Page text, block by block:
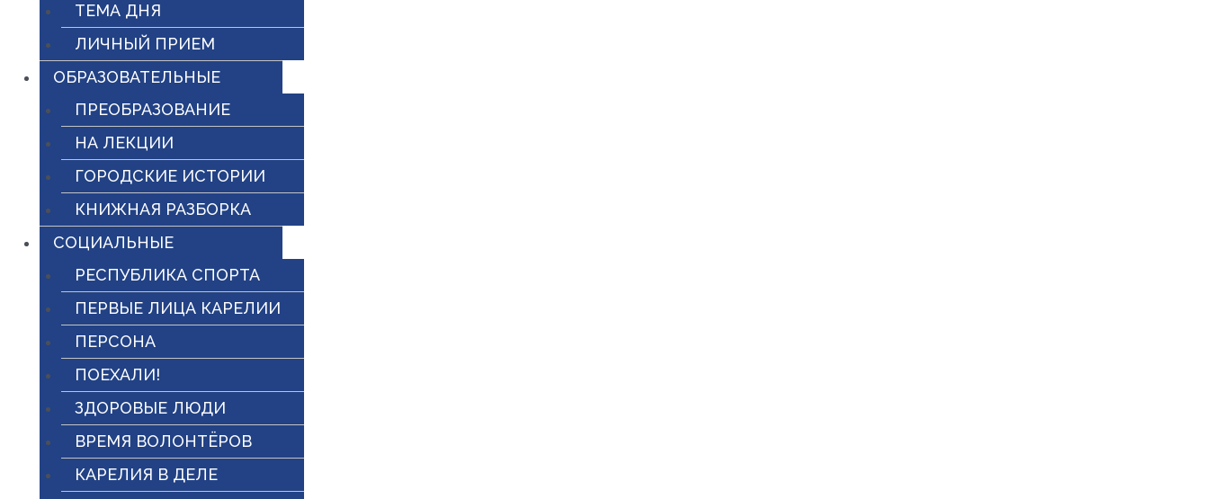
ТЕМА ДНЯ
ЛИЧНЫЙ ПРИЕМ
ОБРАЗОВАТЕЛЬНЫЕ
ПРЕОБРАЗОВАНИЕ
НА ЛЕКЦИИ
ГОРОДСКИЕ ИСТОРИИ
КНИЖНАЯ РАЗБОРКА
СОЦИАЛЬНЫЕ
РЕСПУБЛИКА СПОРТА
ПЕРВЫЕ ЛИЦА КАРЕЛИИ
ПЕРСОНА
ПОЕХАЛИ!
ЗДОРОВЫЕ ЛЮДИ
ВРЕМЯ ВОЛОНТЁРОВ
КАРЕЛИЯ В ДЕЛЕ